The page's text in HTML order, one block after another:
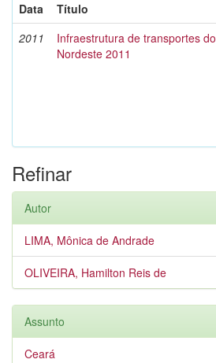
Data
Título
2011
Infraestrutura de transportes do
Nordeste 2011
Refinar
Autor
LIMA, Mônica de Andrade
OLIVEIRA, Hamilton Reis de
Assunto
Ceará